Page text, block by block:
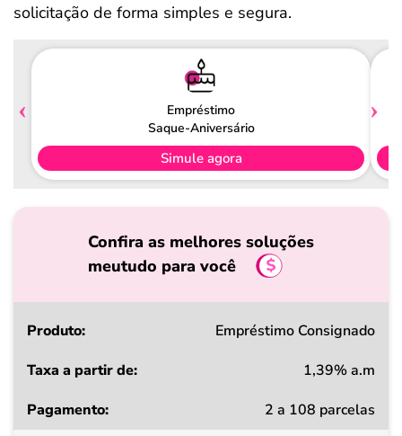
solicitação de forma simples e segura.
Empréstimo
Saque-Aniversário
Simule agora
Confira as melhores soluções
meutudo para você
Produto
a
Empréstimo Consignado
1,39% a.m
2 a 108 parcelas